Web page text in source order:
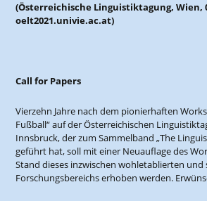
(Österreichische Linguistiktagung, Wien,
oelt2021.univie.ac.at)
Call for Papers
Vierzehn Jahre nach dem pionierhaften
Fußball“ auf der Österreichischen
Innsbruck, der zum Sammelband „The
geführt hat, soll mit einer Neuauflage des
Stand dieses inzwischen wohletablierten
Forschungsbereichs erhoben werden.